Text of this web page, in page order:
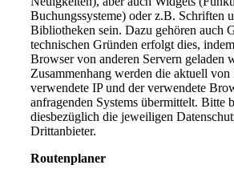
Buchungssysteme) oder z.B. Schriften
Bibliotheken sein. Dazu gehören auch
technischen Gründen erfolgt dies,
Browser von anderen Servern geladen
Zusammenhang werden die aktuell
verwendete IP und der verwendete
anfragenden Systems übermittelt. Bitte
diesbezüglich die jeweiligen
Drittanbieter.
Routenplaner